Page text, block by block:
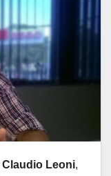
Claudio Leoni,